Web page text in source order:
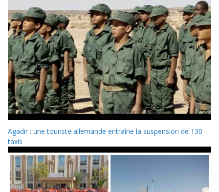
Agadir : une touriste allemande entraîne la suspension de 130
taxis